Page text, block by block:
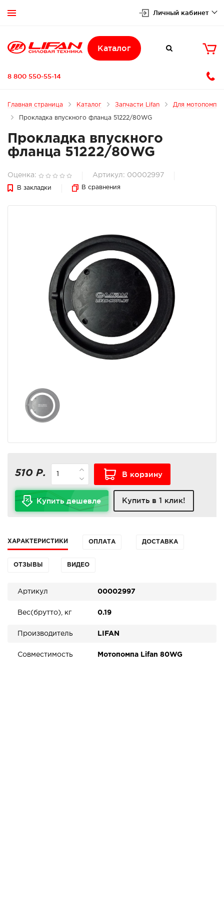
 Личный кабинет
Каталог  
8 800 550-55-14
Главная страница Каталог Запчасти Lifan Для мотопомп
Прокладка впускного фланца 51222/80WG
Прокладка впускного
фланца 51222/80WG
Оценка: Артикул: 00002997
В закладки В сравнения
510 Р. В корзину
Купить дешевле Купить в 1 клик!
ХАРАКТЕРИСТИКИ ОПЛАТА ДОСТАВКА
ОТЗЫВЫ ВИДЕО
Артикул 00002997
Вес(брутто), кг 0.19
Производитель LIFAN
Совместимость Мотопомпа Lifan 80WG